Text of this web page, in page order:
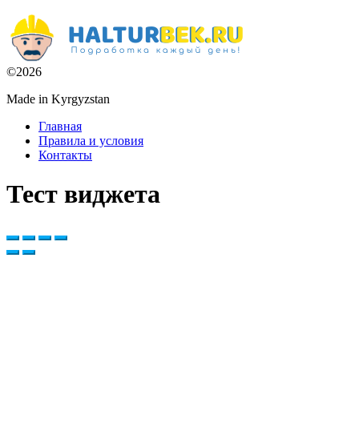
©2026
Made in Kyrgyzstan
Главная
Правила и условия
Контакты
Тест виджета